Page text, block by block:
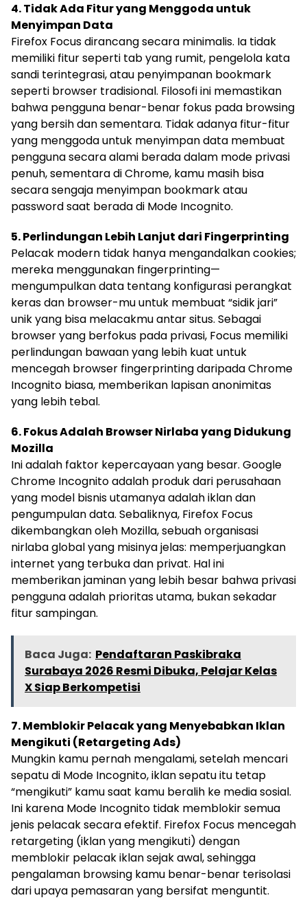
4. Tidak Ada Fitur yang Menggoda untuk
Menyimpan Data
Firefox Focus dirancang secara minimalis. Ia tidak
memiliki fitur seperti tab yang rumit, pengelola kata
sandi terintegrasi, atau penyimpanan bookmark
seperti browser tradisional. Filosofi ini memastikan
bahwa pengguna benar-benar fokus pada browsing
yang bersih dan sementara. Tidak adanya fitur-fitur
yang menggoda untuk menyimpan data membuat
pengguna secara alami berada dalam mode privasi
penuh, sementara di Chrome, kamu masih bisa
secara sengaja menyimpan bookmark atau
password saat berada di Mode Incognito.
5. Perlindungan Lebih Lanjut dari Fingerprinting
Pelacak modern tidak hanya mengandalkan cookies;
mereka menggunakan fingerprinting—
mengumpulkan data tentang konfigurasi perangkat
keras dan browser-mu untuk membuat “sidik jari”
unik yang bisa melacakmu antar situs. Sebagai
browser yang berfokus pada privasi, Focus memiliki
perlindungan bawaan yang lebih kuat untuk
mencegah browser fingerprinting daripada Chrome
Incognito biasa, memberikan lapisan anonimitas
yang lebih tebal.
6. Fokus Adalah Browser Nirlaba yang Didukung
Mozilla
Ini adalah faktor kepercayaan yang besar. Google
Chrome Incognito adalah produk dari perusahaan
yang model bisnis utamanya adalah iklan dan
pengumpulan data. Sebaliknya, Firefox Focus
dikembangkan oleh Mozilla, sebuah organisasi
nirlaba global yang misinya jelas: memperjuangkan
internet yang terbuka dan privat. Hal ini
memberikan jaminan yang lebih besar bahwa privasi
pengguna adalah prioritas utama, bukan sekadar
fitur sampingan.
Baca Juga: Pendaftaran Paskibraka
Surabaya 2026 Resmi Dibuka, Pelajar Kelas
X Siap Berkompetisi
7. Memblokir Pelacak yang Menyebabkan Iklan
Mengikuti (Retargeting Ads)
Mungkin kamu pernah mengalami, setelah mencari
sepatu di Mode Incognito, iklan sepatu itu tetap
“mengikuti” kamu saat kamu beralih ke media sosial.
Ini karena Mode Incognito tidak memblokir semua
jenis pelacak secara efektif. Firefox Focus mencegah
retargeting (iklan yang mengikuti) dengan
memblokir pelacak iklan sejak awal, sehingga
pengalaman browsing kamu benar-benar terisolasi
dari upaya pemasaran yang bersifat menguntit.